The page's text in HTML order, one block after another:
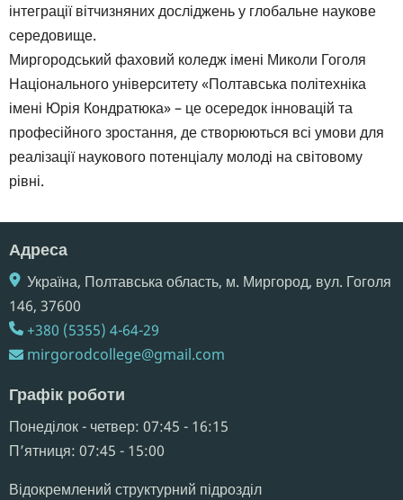
інтеграції вітчизняних досліджень у глобальне наукове
середовище.
Миргородський фаховий коледж імені Миколи Гоголя
Національного університету «Полтавська політехніка
імені Юрія Кондратюка» – це осередок інновацій та
професійного зростання, де створюються всі умови для
реалізації наукового потенціалу молоді на світовому
рівні.
Адреса
Україна, Полтавська область, м. Миргород, вул. Гоголя
146,​ 37600
+380 (5355) 4-64-29
mirgorodcollege@gmail.com
Графік роботи
Понеділок - четвер: 07:45 - 16:15
Пʼятниця: 07:45 - 15:00
Відокремлений структурний підрозділ